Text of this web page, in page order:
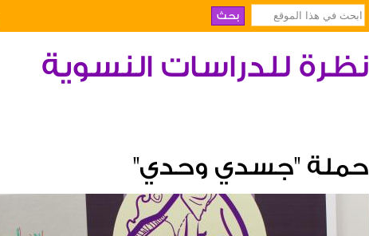
نظرة للدراسات النسوية
حملة "جسدي وحدي"